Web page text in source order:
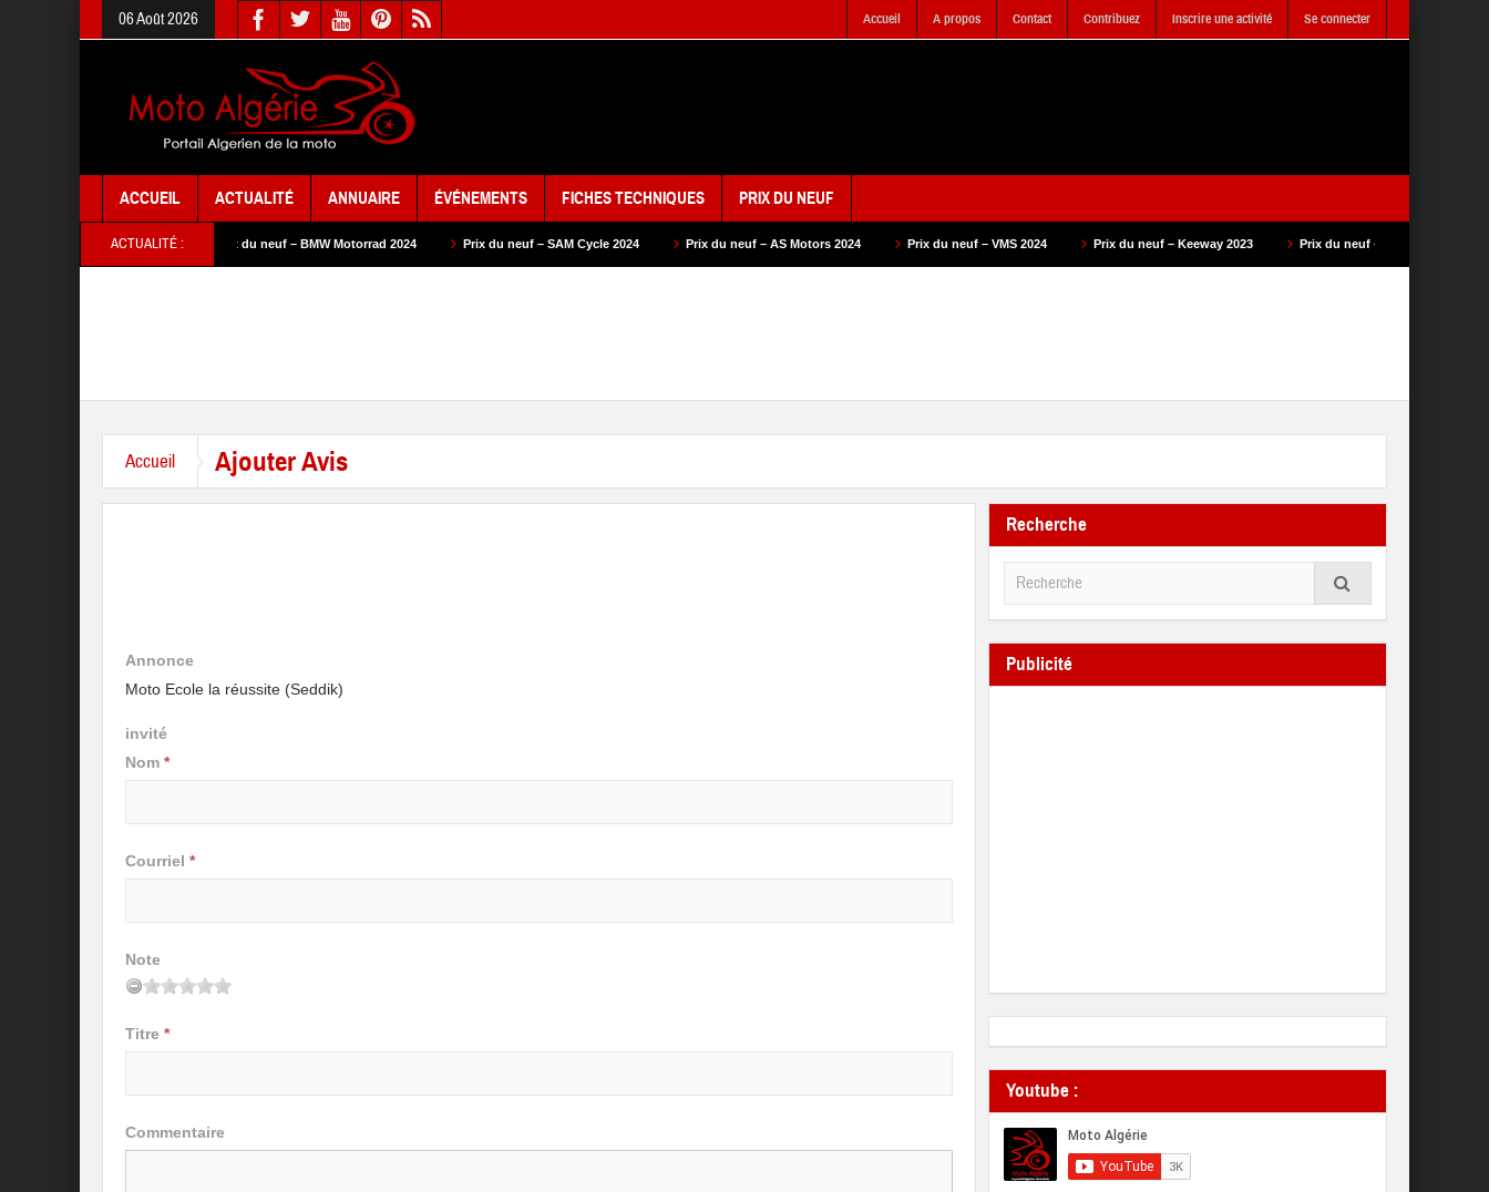
06 Août 2026 Accueil A propos Contact Contribuez Inscrire une activité Se connecter
ACCUEIL ACTUALITÉ ANNUAIRE ÉVÉNEMENTS FICHES TECHNIQUES PRIX DU NEUF
ACTUALITÉ :
Prix du neuf – BMW Motorrad 2024 Prix du neuf – SAM Cycle 2024 Prix du neuf – AS Motors 2024 Prix du neuf – VMS 2024 Prix du neuf – Keeway 2023 Prix du neuf – SAM Cycle 2023
Accueil Ajouter Avis
Annonce
Moto Ecole la réussite (Seddik)
invité
Nom *
Courriel *
Note
Titre *
Commentaire
Recherche
Publicité
Youtube :